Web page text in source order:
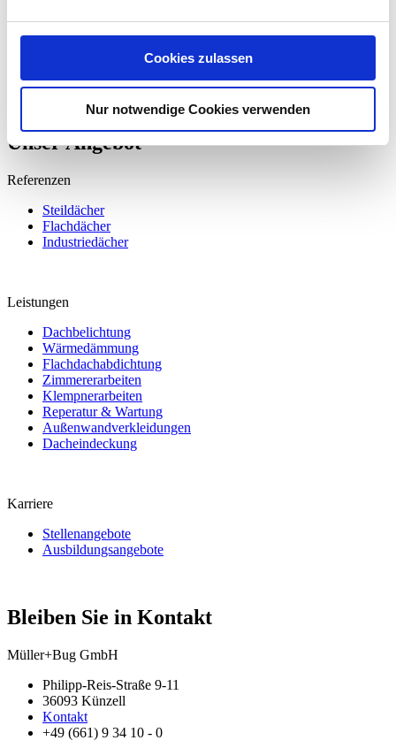
Cookies zulassen
Nur notwendige Cookies verwenden
Beispiel Steildach 2
Beispiel Steildach 3
Referenzen
Karriere
Unser Angebot
Referenzen
Steildächer
Flachdächer
Industriedächer
Leistungen
Dachbelichtung
Wärmedämmung
Flachdachabdichtung
Zimmererarbeiten
Klempnerarbeiten
Reperatur & Wartung
Außenwandverkleidungen
Dacheindeckung
Karriere
Stellenangebote
Ausbildungsangebote
Bleiben Sie in Kontakt
Müller+Bug GmbH
Philipp-Reis-Straße 9-11
36093 Künzell
Kontakt
+49 (661) 9 34 10 - 0